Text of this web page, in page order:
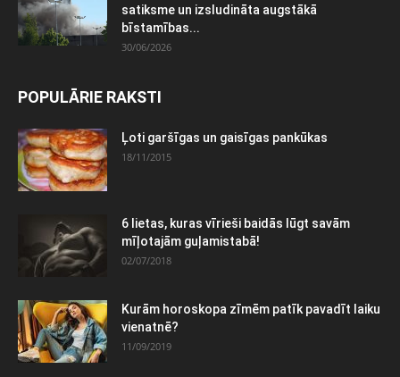
satiksme un izsludināta augstākā
bīstamības...
30/06/2026
POPULĀRIE RAKSTI
Ļoti garšīgas un gaisīgas pankūkas
18/11/2015
6 lietas, kuras vīrieši baidās lūgt savām
mīļotajām guļamistabā!
02/07/2018
Kurām horoskopa zīmēm patīk pavadīt laiku
vienatnē?
11/09/2019